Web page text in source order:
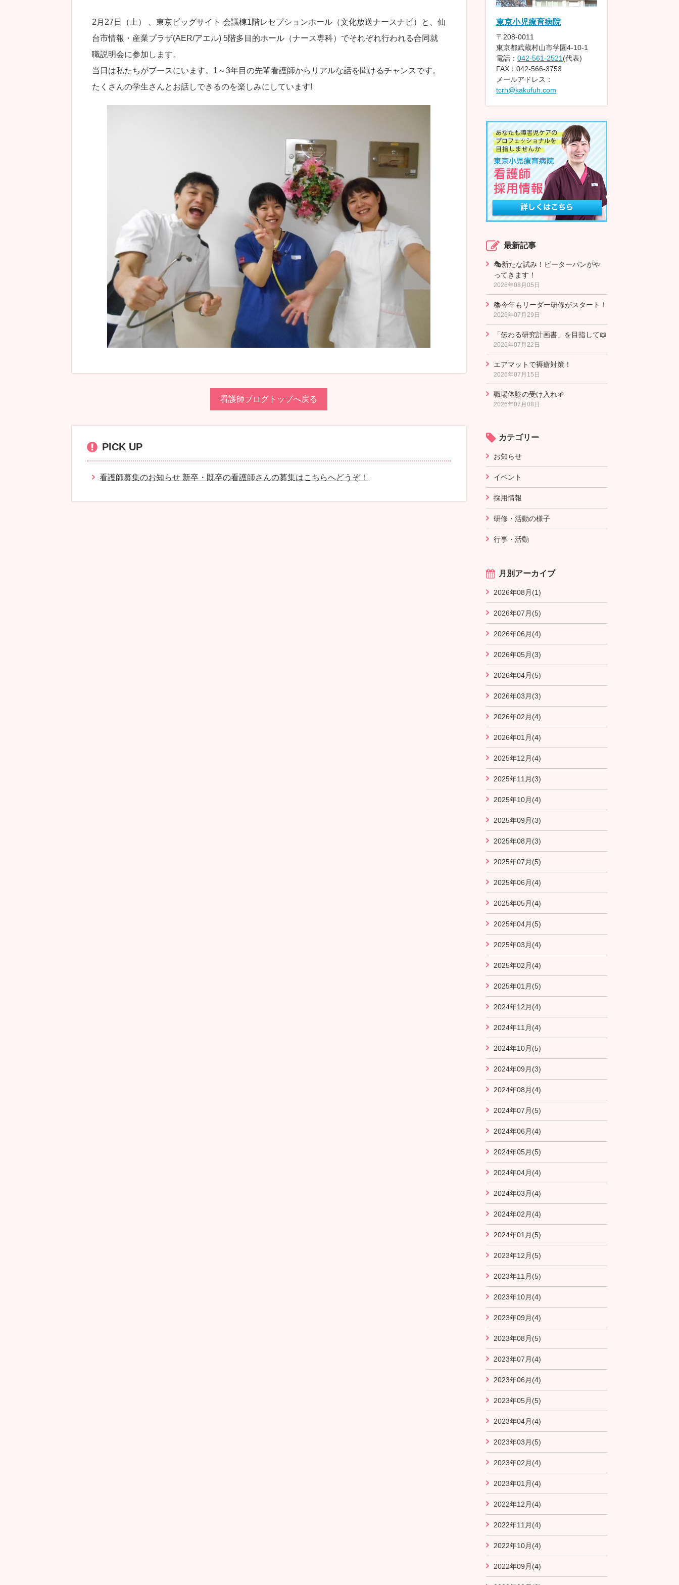
2月27日（土） 、東京ビッグサイト 会議棟1階レセプションホール（文化放送ナースナビ）と、仙
台市情報・産業プラザ(AER/アエル) 5階多目的ホール（ナース専科）でそれぞれ行われる合同就
職説明会に参加します。
当日は私たちがブースにいます。1～3年目の先輩看護師からリアルな話を聞けるチャンスです。
たくさんの学生さんとお話しできるのを楽しみにしています!
看護師ブログトップへ戻る
PICK UP
看護師募集のお知らせ 新卒・既卒の看護師さんの募集はこちらへどうぞ！
東京小児療育病院
〒208-0011
東京都武蔵村山市学園4-10-1
電話： 042-561-2521 (代表)
FAX：042-566-3753
メールアドレス：
tcrh@kakufuh.com
最新記事
🎭新たな試み！ピーターパンがや
ってきます！
2026年08月05日
📚今年もリーダー研修がスタート！
2026年07月29日
「伝わる研究計画書」を目指して📖
2026年07月22日
エアマットで褥瘡対策！
2026年07月15日
職場体験の受け入れ🌱
2026年07月08日
カテゴリー
お知らせ
イベント
採用情報
研修・活動の様子
行事・活動
月別アーカイブ
2026年08月(1)
2026年07月(5)
2026年06月(4)
2026年05月(3)
2026年04月(5)
2026年03月(3)
2026年02月(4)
2026年01月(4)
2025年12月(4)
2025年11月(3)
2025年10月(4)
2025年09月(3)
2025年08月(3)
2025年07月(5)
2025年06月(4)
2025年05月(4)
2025年04月(5)
2025年03月(4)
2025年02月(4)
2025年01月(5)
2024年12月(4)
2024年11月(4)
2024年10月(5)
2024年09月(3)
2024年08月(4)
2024年07月(5)
2024年06月(4)
2024年05月(5)
2024年04月(4)
2024年03月(4)
2024年02月(4)
2024年01月(5)
2023年12月(5)
2023年11月(5)
2023年10月(4)
2023年09月(4)
2023年08月(5)
2023年07月(4)
2023年06月(4)
2023年05月(5)
2023年04月(4)
2023年03月(5)
2023年02月(4)
2023年01月(4)
2022年12月(4)
2022年11月(4)
2022年10月(4)
2022年09月(4)